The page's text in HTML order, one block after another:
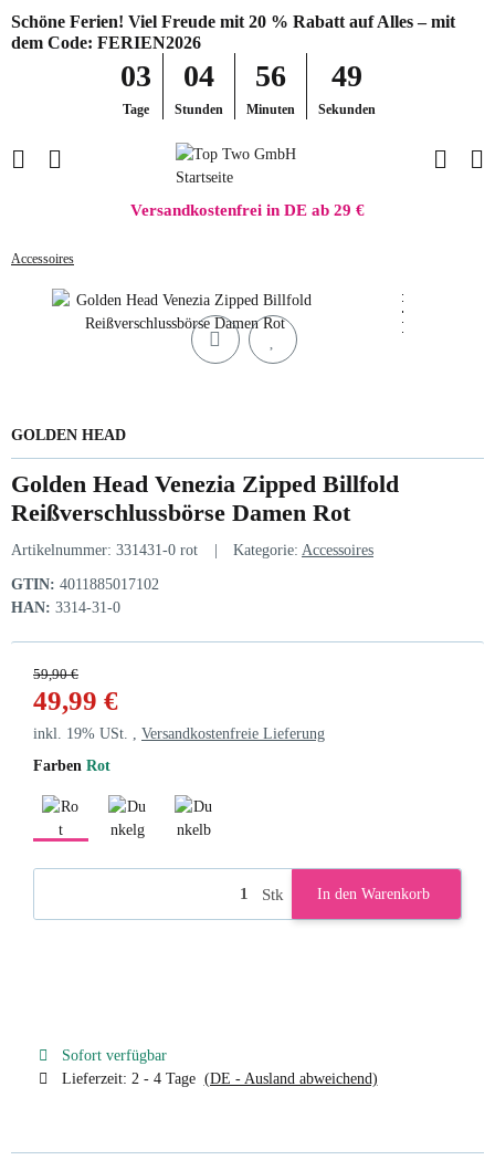
Schöne Ferien! Viel Freude mit 20 % Rabatt auf Alles – mit
dem Code: FERIEN2026
03
Tage
04
Stunden
56
Minuten
49
Sekunden
Versandkostenfrei in DE ab 29 €
Accessoires
GOLDEN HEAD
Golden Head Venezia Zipped Billfold
Reißverschlussbörse Damen Rot
Artikelnummer: 331431-0 rot Kategorie: Accessoires
GTIN: 4011885017102
HAN: 3314-31-0
59,90 €
49,99 €
inkl. 19% USt. , Versandkostenfreie Lieferung
Farben Rot
Stk In den Warenkorb
Sofort verfügbar
Lieferzeit: 2 - 4 Tage (DE - Ausland abweichend)